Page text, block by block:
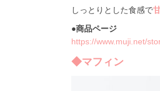
しっとりとした食感で
●商品ページ
https://www.muji.net/
◆マフィン